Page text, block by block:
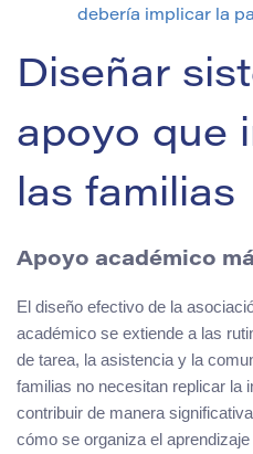
debería implicar la
Diseñar
apoyo que
las familias
Apoyo académico
El diseño efectivo de la
académico se extiende a las
de tarea, la asistencia y la
familias no necesitan replicar la
contribuir de manera
cómo se organiza el